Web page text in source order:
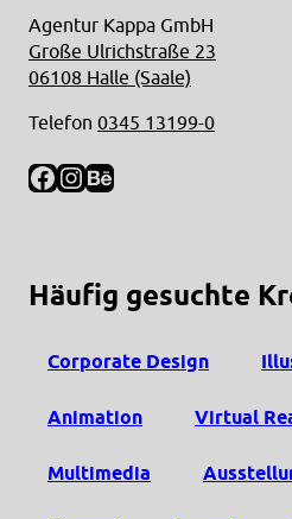
Agentur Kappa GmbH
Große Ulrichstraße 23
06108 Halle (Saale)
Telefon 0345 13199-0
Facebook
Instagram
Behance
Häufig gesuchte
Corporate Design
Animation Virtual
Multimedia